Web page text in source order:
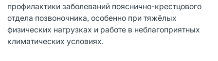
профилактики заболеваний пояснично-крестцового
отдела позвоночника, особенно при тяжёлых
физических нагрузках и работе в неблагоприятных
климатических условиях.